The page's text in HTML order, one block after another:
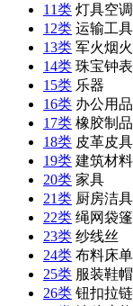
11类 灯具空调
12类 运输工具
13类 军火烟火
14类 珠宝钟表
15类 乐器
16类 办公用品
17类 橡胶制品
18类 皮革皮具
19类 建筑材料
20类 家具
21类 厨房洁具
22类 绳网袋篷
23类 纱线丝
24类 布料床单
25类 服装鞋帽
26类 钮扣拉链